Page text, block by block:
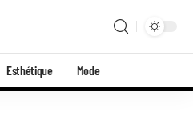
Esthétique Mode